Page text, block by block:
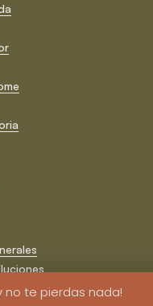
no te pierdas nada!